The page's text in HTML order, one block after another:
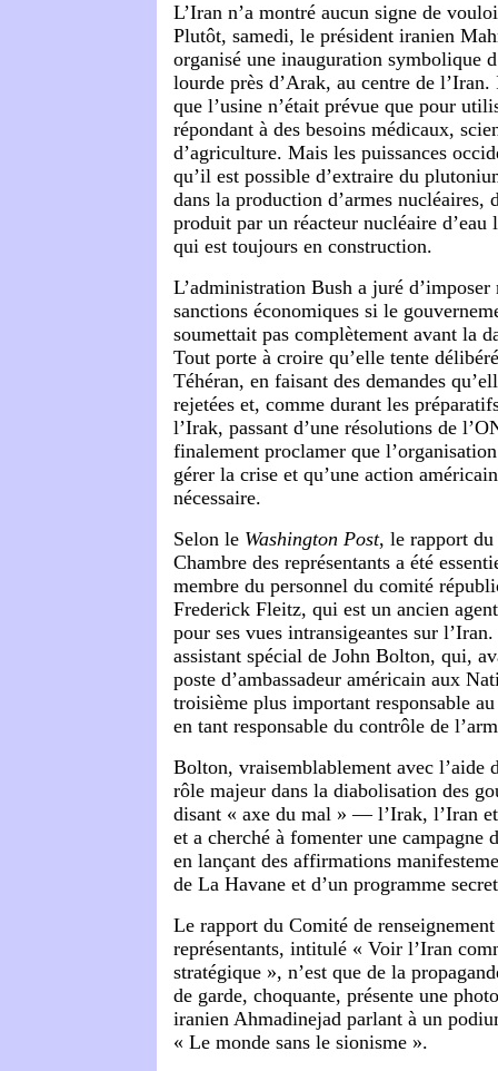
L’Iran n’a montré aucun signe de
Plutôt, samedi, le président iranien
organisé une inauguration symbolique
lourde près d’Arak, au centre de
que l’usine n’était prévue que pour
répondant à des besoins médicaux,
d’agriculture. Mais les puissances
qu’il est possible d’extraire du
dans la production d’armes nucléaires,
produit par un réacteur nucléaire d’eau
qui est toujours en construction.
L’administration Bush a juré d’imposer
sanctions économiques si le
soumettait pas complètement avant la
Tout porte à croire qu’elle tente
Téhéran, en faisant des demandes
rejetées et, comme durant les
l’Irak, passant d’une résolutions de
finalement proclamer que
gérer la crise et qu’une action
nécessaire.
Selon le Washington Post, le rapport
Chambre des représentants a été
membre du personnel du comité
Frederick Fleitz, qui est un ancien
pour ses vues intransigeantes sur
assistant spécial de John Bolton, qui,
poste d’ambassadeur américain aux
troisième plus important responsable
en tant responsable du contrôle de
Bolton, vraisemblablement avec l’aide
rôle majeur dans la diabolisation des
disant « axe du mal » — l’Irak, l’Iran
et a cherché à fomenter une campagne
en lançant des affirmations
de La Havane et d’un programme
Le rapport du Comité de
représentants, intitulé « Voir l’Iran
stratégique », n’est que de la
de garde, choquante, présente une
iranien Ahmadinejad parlant à un
« Le monde sans le sionisme ».